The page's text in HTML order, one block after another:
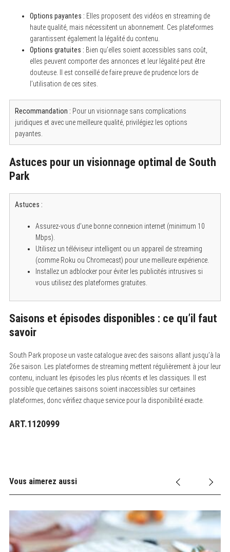
Options payantes : Elles proposent des vidéos en streaming de
haute qualité, mais nécessitent un abonnement. Ces plateformes
garantissent également la légalité du contenu.
Options gratuites : Bien qu’elles soient accessibles sans coût,
elles peuvent comporter des annonces et leur légalité peut être
douteuse. Il est conseillé de faire preuve de prudence lors de
l’utilisation de ces sites.
Recommandation : Pour un visionnage sans complications
juridiques et avec une meilleure qualité, privilégiez les options
payantes.
Astuces pour un visionnage optimal de South
Park
Astuces :
Assurez-vous d’une bonne connexion internet (minimum 10
Mbps).
Utilisez un téléviseur intelligent ou un appareil de streaming
(comme Roku ou Chromecast) pour une meilleure expérience.
Installez un adblocker pour éviter les publicités intrusives si
vous utilisez des plateformes gratuites.
Saisons et épisodes disponibles : ce qu’il faut
savoir
South Park propose un vaste catalogue avec des saisons allant jusqu’à la
26e saison. Les plateformes de streaming mettent régulièrement à jour leur
contenu, incluant les épisodes les plus récents et les classiques. Il est
possible que certaines saisons soient inaccessibles sur certaines
plateformes, donc vérifiez chaque service pour la disponibilité exacte.
ART.1120999
Vous aimerez aussi
e
a
h
f
r
: